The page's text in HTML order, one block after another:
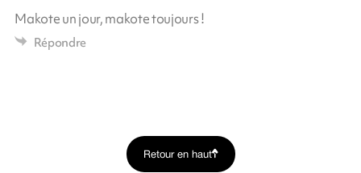
Makote un jour, makote toujours !
Répondre
Retour en haut